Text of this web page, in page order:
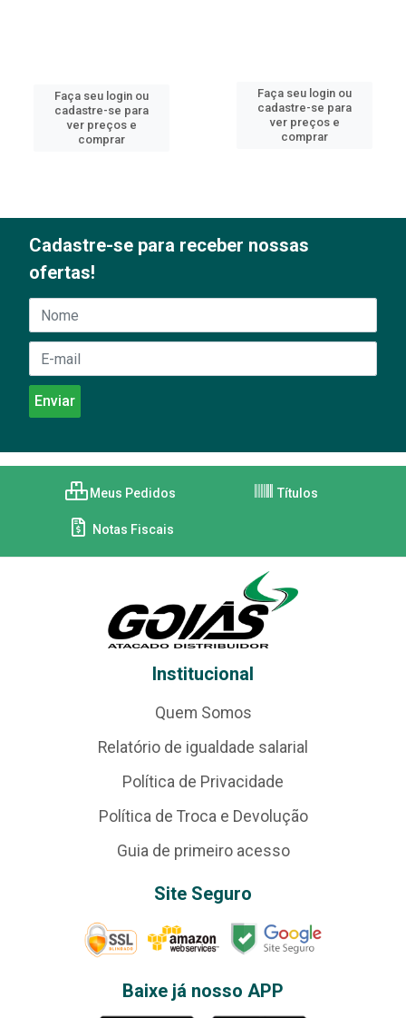
Faça seu login ou
cadastre-se para
ver preços e
comprar
Faça seu login ou
cadastre-se para
ver preços e
comprar
Cadastre-se para receber nossas
ofertas!
Meus Pedidos Títulos
Notas Fiscais
Institucional
Quem Somos
Relatório de igualdade salarial
Política de Privacidade
Política de Troca e Devolução
Guia de primeiro acesso
Site Seguro
Baixe já nosso APP